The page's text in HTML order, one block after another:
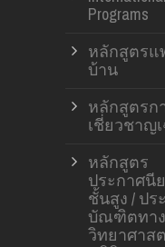
Programs
หลักสูตรแ
บ้าน
หลักสูตรก
เชี่ยวชาญ
หลักสูตร
ประกาศ
ชั้นสูง / ป
บัณฑิตทาง
วิทยาศาส